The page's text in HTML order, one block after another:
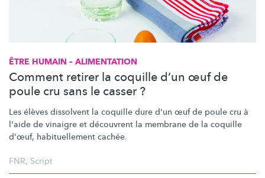
ÊTRE HUMAIN – ALIMENTATION
Comment retirer la coquille d’un œuf de
poule cru sans le casser ?
Les élèves dissolvent la coquille dure d'un œuf de poule cru à
l'aide de vinaigre et découvrent la membrane de la coquille
d'œuf, habituellement cachée.
FNR, Script